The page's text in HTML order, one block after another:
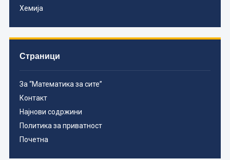
Хемија
Страници
За “Математика за сите”
Контакт
Најнови содржини
Политика за приватност
Почетна